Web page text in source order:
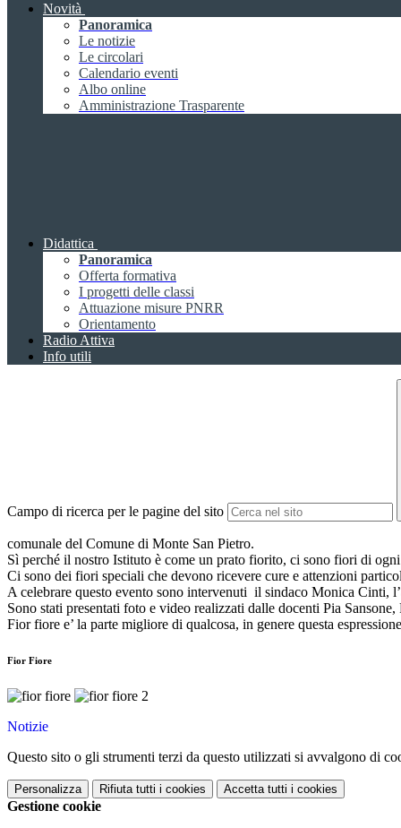
Novità
Panoramica
Le notizie
Le circolari
Calendario eventi
Albo online
Amministrazione Trasparente
Didattica
Panoramica
Offerta formativa
I progetti delle classi
Attuazione misure PNRR
Orientamento
Radio Attiva
Info utili
Campo di ricerca per le pagine del sito
comunale del Comune di Monte San Pietro.
Sì perché il nostro Istituto è come un prato fiorito, ci sono fiori di
Ci sono dei fiori speciali che devono ricevere cure e attenzioni
A celebrare questo evento sono intervenuti il sindaco Monica Cinti,
Sono stati presentati foto e video realizzati dalle docenti Pia
Fior fiore e’ la parte migliore di qualcosa, in genere questa
Fior Fiore
Notizie
Questo sito o gli strumenti terzi da questo utilizzati si avvalgono di
Personalizza Rifiuta tutti i cookies Accetta tutti i cookies
Gestione cookie